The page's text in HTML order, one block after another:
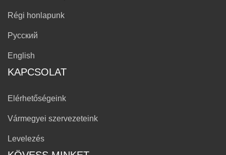
Régi honlapunk
Русский
English
KAPCSOLAT
Elérhetőségeink
Vármegyei szervezeteink
Levelezés